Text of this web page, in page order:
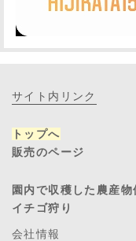
サイト内リンク
トップへ
販売のページ
園内で収穫した農産
イチゴ狩り
会社情報